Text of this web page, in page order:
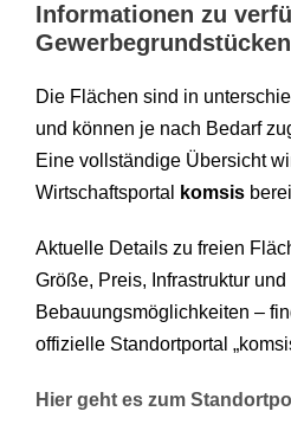
Informationen zu
Gewerbegrundstücken
Die Flächen sind in
und können je nach Bedarf
Eine vollständige Übersicht
Wirtschaftsportal
komsis
Aktuelle Details zu freien
Größe, Preis, Infrastruktur und
Bebauungsmöglichkeiten –
offizielle Standortportal
Hier geht es zum